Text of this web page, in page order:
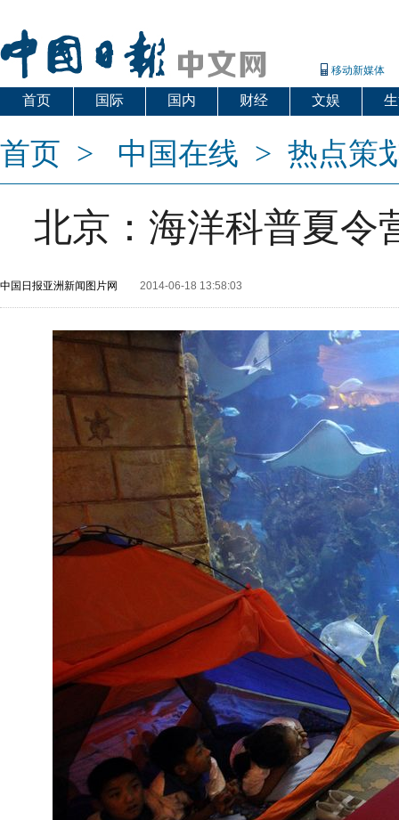
移动新媒体
首页 国际 国内 财经 文娱
首页 > 中国在线 > 热点策
北京：海洋科普夏令
中国日报亚洲新闻图片网 2014-06-18 13:58:03